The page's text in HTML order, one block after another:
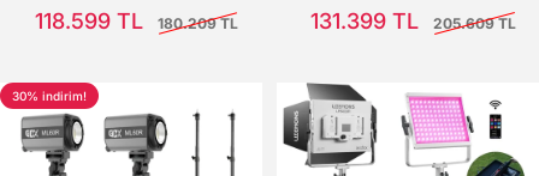
118.599 TL
180.209 TL
131.399 TL
205.609 TL
30% indirim!